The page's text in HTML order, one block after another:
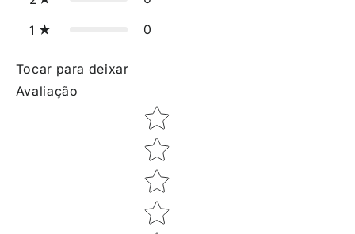
1 0
Tocar para deixar
Avaliação
Star rating